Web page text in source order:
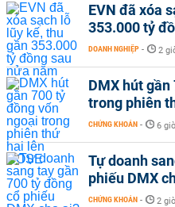
EVN đã xóa
353.000 tỷ
DOANH NGHIỆP - 2
DMX hút
trong phiên
CHỨNG KHOÁN - 6
Tự doanh
phiếu DMX
CHỨNG KHOÁN - 2